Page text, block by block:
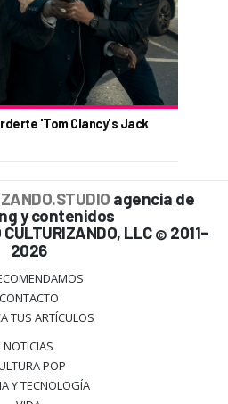
'Tom Clancy's Jack
agencia de
y contenidos
LLC © 2011-
2026
CONTACTO
TUS ARTÍCULOS
NOTICIAS
POP
Y TECNOLOGÍA